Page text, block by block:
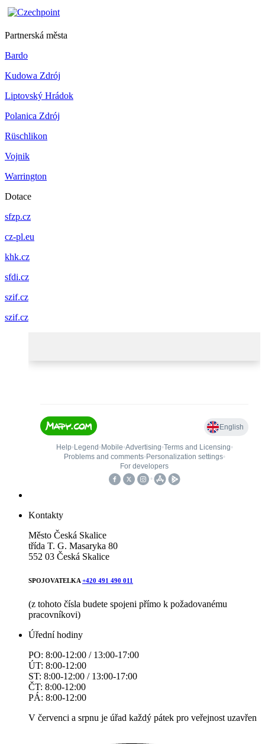
Partnerská města
Bardo
Kudowa Zdrój
Liptovský Hrádok
Polanica Zdrój
Rüschlikon
Vojnik
Warrington
Dotace
sfzp.cz
cz-pl.eu
khk.cz
sfdi.cz
szif.cz
szif.cz
Kontakty
Město Česká Skalice
třída T. G. Masaryka 80
552 03 Česká Skalice
SPOJOVATELKA +420 491 490 011
(z tohoto čísla budete spojeni přímo k požadovanému
pracovníkovi)
Úřední hodiny
PO: 8:00-12:00 / 13:00-17:00
ÚT: 8:00-12:00
ST: 8:00-12:00 / 13:00-17:00
ČT: 8:00-12:00
PÁ: 8:00-12:00
V červenci a srpnu je úřad každý pátek pro veřejnost uzavřen